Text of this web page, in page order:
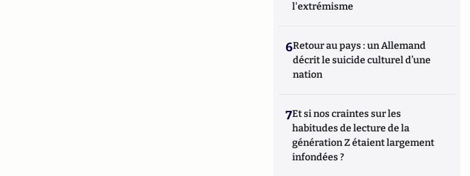
l'extrémisme
6Retour au pays : un Allemand
décrit le suicide culturel d’une
nation
7Et si nos craintes sur les
habitudes de lecture de la
génération Z étaient largement
infondées ?